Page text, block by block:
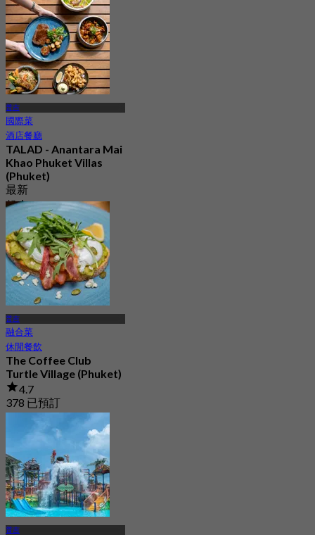
起฿ 1,045
普吉
國際菜
酒店餐廳
TALAD - Anantara Mai
Khao Phuket Villas
(Phuket)
最新
起฿ 575
普吉
融合菜
休閒餐飲
The Coffee Club
Turtle Village (Phuket)
4.7
378 已預訂
฿ 422.5
普吉